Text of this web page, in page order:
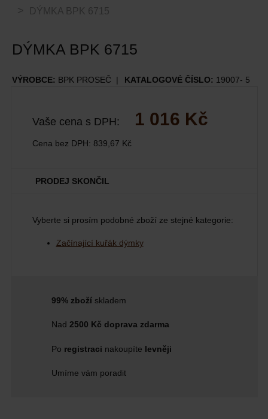
DÝMKA BPK 6715
DÝMKA BPK 6715
VÝROBCE: BPK PROSEČ KATALOGOVÉ ČÍSLO: 19007- 5
Vaše cena s DPH: 1 016 Kč
Cena bez DPH: 839,67 Kč
PRODEJ SKONČIL
Vyberte si prosím podobné zboží ze stejné kategorie:
Začínající kuřák dýmky
99% zbožískladem
Nad 2500 Kč doprava zdarma
Po registraci nakoupíte levněji
Umíme vám poradit